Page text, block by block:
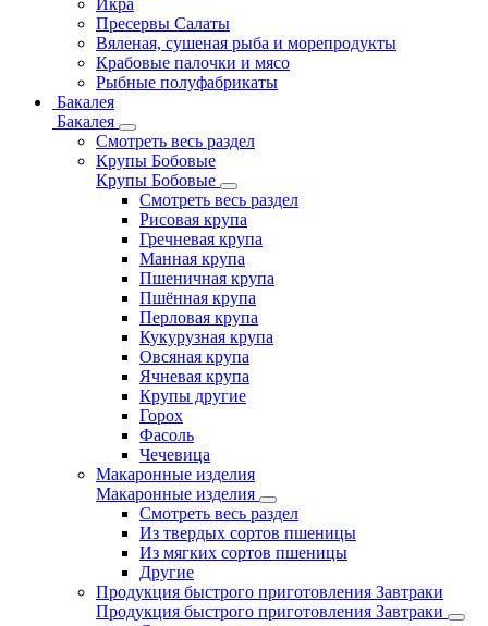
Икра
Пресервы Салаты
Вяленая, сушеная рыба и морепродукты
Крабовые палочки и мясо
Рыбные полуфабрикаты
Бакалея
Бакалея
Смотреть весь раздел
Крупы Бобовые
Крупы Бобовые
Смотреть весь раздел
Рисовая крупа
Гречневая крупа
Манная крупа
Пшеничная крупа
Пшённая крупа
Перловая крупа
Кукурузная крупа
Овсяная крупа
Ячневая крупа
Крупы другие
Горох
Фасоль
Чечевица
Макаронные изделия
Макаронные изделия
Смотреть весь раздел
Из твердых сортов пшеницы
Из мягких сортов пшеницы
Другие
Продукция быстрого приготовления Завтраки
Продукция быстрого приготовления Завтраки